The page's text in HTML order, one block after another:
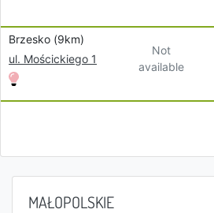
Brzesko (9km)
ul. Mościckiego 1
Not
available
MAŁOPOLSKIE